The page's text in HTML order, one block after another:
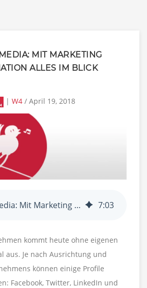
MIT MARKETING
ALLES IM BLICK
| W4 / April 19, 2018
Social Media: Mit Marketing Automation alles im Blick 7:03
kommt heute ohne eigenen
aus. Je nach Ausrichtung und
können einige Profile
Facebook, Twitter, LinkedIn und